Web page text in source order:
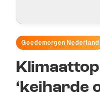
Goedemorgen Nederland
‘keiharde